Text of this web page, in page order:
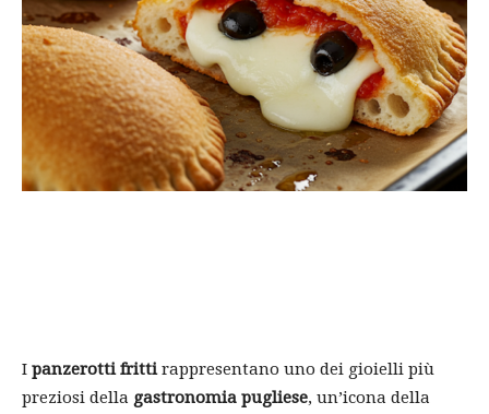
I panzerotti frittirappresentano uno dei gioielli più
preziosi della gastronomia pugliese, un’icona della